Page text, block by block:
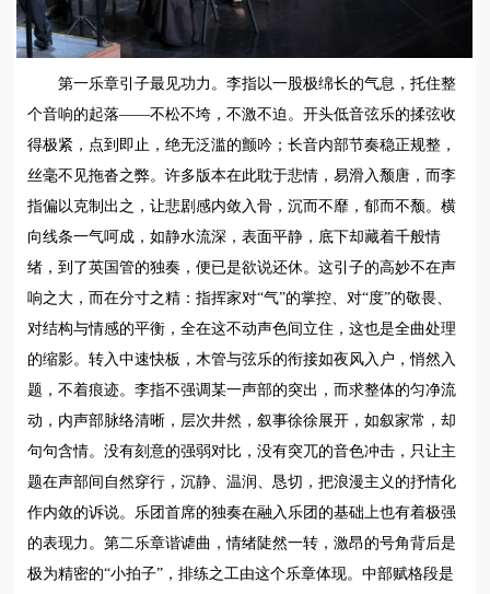
第一乐章引子最见功力。李指以一股极绵长的气息，托住整
个音响的起落——不松不垮，不激不迫。开头低音弦乐的揉弦收
得极紧，点到即止，绝无泛滥的颤吟；长音内部节奏稳正规整，
丝毫不见拖沓之弊。许多版本在此耽于悲情，易滑入颓唐，而李
指偏以克制出之，让悲剧感内敛入骨，沉而不靡，郁而不颓。横
向线条一气呵成，如静水流深，表面平静，底下却藏着千般情
绪，到了英国管的独奏，便已是欲说还休。这引子的高妙不在声
响之大，而在分寸之精：指挥家对“气”的掌控、对“度”的敬畏、
对结构与情感的平衡，全在这不动声色间立住，这也是全曲处理
的缩影。转入中速快板，木管与弦乐的衔接如夜风入户，悄然入
题，不着痕迹。李指不强调某一声部的突出，而求整体的匀净流
动，内声部脉络清晰，层次井然，叙事徐徐展开，如叙家常，却
句句含情。没有刻意的强弱对比，没有突兀的音色冲击，只让主
题在声部间自然穿行，沉静、温润、恳切，把浪漫主义的抒情化
作内敛的诉说。乐团首席的独奏在融入乐团的基础上也有着极强
的表现力。第二乐章谐谑曲，情绪陡然一转，激昂的号角背后是
极为精密的“小拍子”，排练之工由这个乐章体现。中部赋格段是